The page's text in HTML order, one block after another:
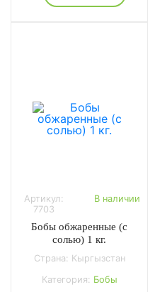
Артикул:
7703
В наличии
Бобы обжаренные (с
солью) 1 кг.
Страна: Кыргызстан
Категория: Бобы